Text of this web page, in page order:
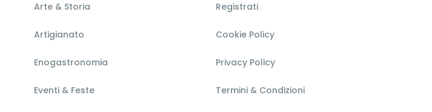
Arte & Storia
Artigianato
Enogastronomia
Eventi & Feste
Registrati
Cookie Policy
Privacy Policy
Termini & Condizioni